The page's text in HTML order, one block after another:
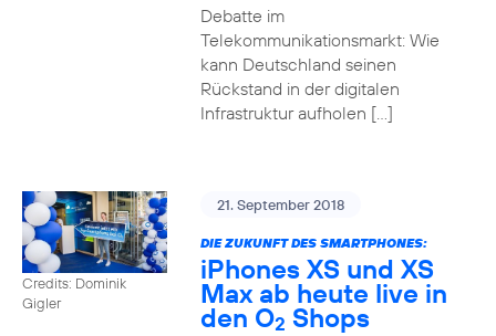
Debatte im
Telekommunikationsmarkt: Wie
kann Deutschland seinen
Rückstand in der digitalen
Infrastruktur aufholen […]
Credits: Dominik
Gigler
21. September 2018
DIE ZUKUNFT DES SMARTPHONES:
iPhones XS und XS
Max ab heute live in
den O2 Shops